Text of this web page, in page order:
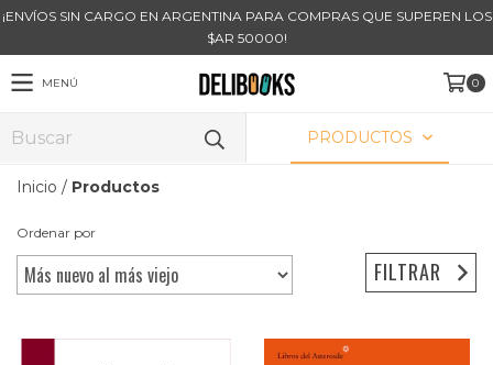
¡ENVÍOS SIN CARGO EN ARGENTINA PARA COMPRAS QUE SUPEREN LOS
$AR 50000!
MENÚ 0
PRODUCTOS
Inicio / Productos
Ordenar por
FILTRAR